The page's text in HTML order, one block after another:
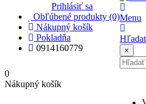
Prihlásiť sa
Obľúbené produkty (0)
Nákupný košík
Pokladňa
0914160779
Menu
×
0
Nákupný košík